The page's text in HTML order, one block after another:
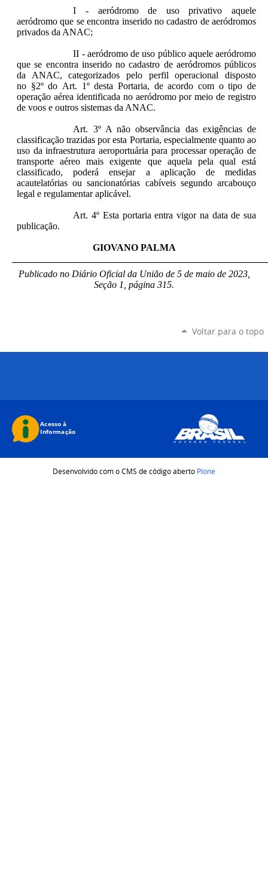
I - aeródromo de uso privativo aquele
aeródromo que se encontra inserido no cadastro de aeródromos
privados da ANAC;
II - aeródromo de uso público aquele aeródromo
que se encontra inserido no cadastro de aeródromos públicos
da ANAC, categorizados pelo perfil operacional disposto
no §2º do Art. 1º desta Portaria, de acordo com o tipo de
operação aérea identificada no aeródromo por meio de registro
de voos e outros sistemas da ANAC.
Art. 3º A não observância das exigências de
classificação trazidas por esta Portaria, especialmente quanto ao
uso da infraestrutura aeroportuária para processar operação de
transporte aéreo mais exigente que aquela pela qual está
classificado, poderá ensejar a aplicação de medidas
acautelatórias ou sancionatórias cabíveis segundo arcabouço
legal e regulamentar aplicável.
Art. 4º Esta portaria entra vigor na data de sua
publicação.
GIOVANO PALMA
Publicado no Diário Oficial da União de 5 de maio de 2023,
Seção 1, página 315.
Voltar para o topo
Desenvolvido com o CMS de código aberto Plone